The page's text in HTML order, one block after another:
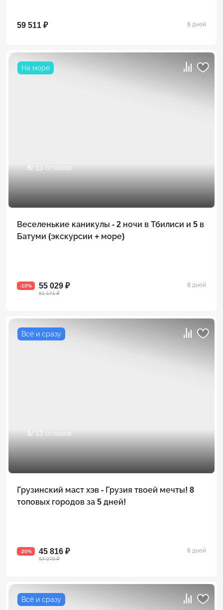
59 511 ₽ 6 дней
На море
5/ 13 отзывов
Веселенькие каникулы - 2 ночи в Тбилиси и 5 в
Батуми (экскурсии + море)
-10% 55 029 ₽
61 171 ₽
8 дней
Всё и сразу
5/ 13 отзывов
Грузинский маст хэв - Грузия твоей мечты! 8
топовых городов за 5 дней!
-20% 45 816 ₽
57 270 ₽
6 дней
Всё и сразу